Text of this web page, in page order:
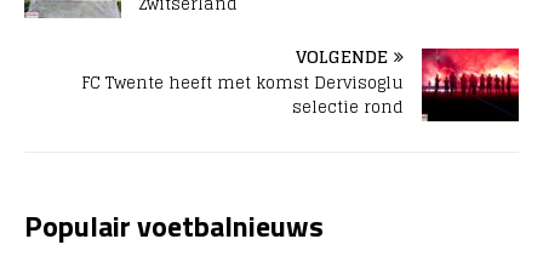
VOLGENDE
FC Twente heeft met komst Dervisoglu
selectie rond
Populair voetbalnieuws